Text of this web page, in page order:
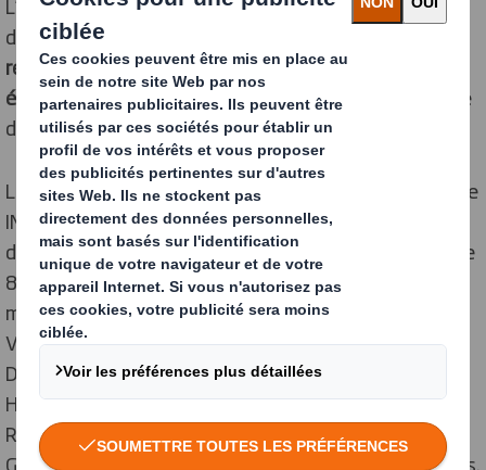
développement d’une
réutilisable et recyclable, avec pour objectif zéro
émission de CO2. Les étudiants ont travaillé par groupe
de 6.
La restitution le lendemain, dans les locaux de Grenoble
INP-Pagora se divisait en trois moments clés : un pitch
d’1 minute, une présentation détaillée de la solution de
8 minutes et une session de questions-réponses de 8
minutes devant un jury composé du côté DS Smith de
Vincent Renaudie (Group R&D Packaging Solutions
Director), Emmanuelle Blanc (Responsable Ressources
Humaines), Frédéric Levannier, Alexis Suchet (Group
R&D Trainee) et Rémy Botalla-Gambetta, et du côté
Grenoble INP-Pagora de Jocelyne Rouis et Lionel Chagas.